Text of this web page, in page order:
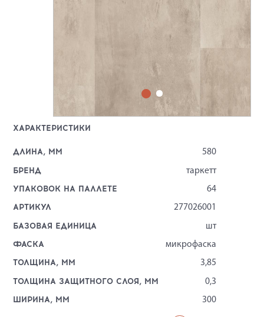
ХАРАКТЕРИСТИКИ
ДЛИНА, ММ
580
БРЕНД
таркетт
УПАКОВОК НА ПАЛЛЕТЕ
64
АРТИКУЛ
277026001
БАЗОВАЯ ЕДИНИЦА
шт
ФАСКА
микрофаска
ТОЛЩИНА, ММ
3,85
ТОЛЩИНА ЗАЩИТНОГО СЛОЯ, ММ
0,3
ШИРИНА, ММ
300